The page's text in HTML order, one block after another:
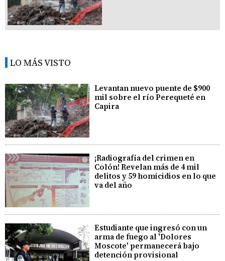
LO MÁS VISTO
Levantan nuevo puente de $900
mil sobre el río Perequeté en
Capira
¡Radiografía del crimen en
Colón! Revelan más de 4 mil
delitos y 59 homicidios en lo que
va del año
Estudiante que ingresó con un
arma de fuego al 'Dolores
Moscote' permanecerá bajo
detención provisional